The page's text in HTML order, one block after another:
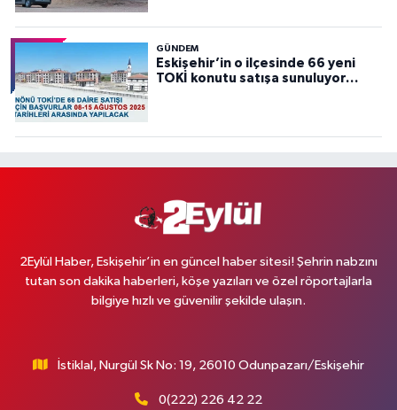
GÜNDEM
Eskişehir’in o ilçesinde 66 yeni
TOKİ konutu satışa sunuluyor…
2Eylül Haber, Eskişehir’in en güncel haber sitesi! Şehrin nabzını
tutan son dakika haberleri, köşe yazıları ve özel röportajlarla
bilgiye hızlı ve güvenilir şekilde ulaşın.
İstiklal, Nurgül Sk No: 19, 26010 Odunpazarı/Eskişehir
0(222) 226 42 22